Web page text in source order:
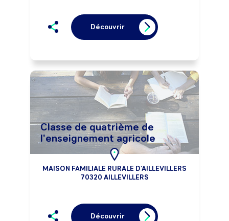
Découvrir
Classe de quatrième de
l'enseignement agricole
MAISON FAMILIALE RURALE D'AILLEVILLERS
70320 AILLEVILLERS
Découvrir